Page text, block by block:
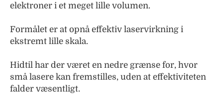
elektroner i et meget lille volumen.
Formålet er at opnå effektiv laservirkning i
ekstremt lille skala.
Hidtil har der været en nedre grænse for, hvor
små lasere kan fremstilles, uden at effektiviteten
falder væsentligt.